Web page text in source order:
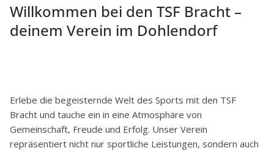
Willkommen bei den TSF Bracht –
deinem Verein im Dohlendorf
Erlebe die begeisternde Welt des Sports mit den TSF
Bracht und tauche ein in eine Atmosphäre von
Gemeinschaft, Freude und Erfolg. Unser Verein
repräsentiert nicht nur sportliche Leistungen, sondern auch